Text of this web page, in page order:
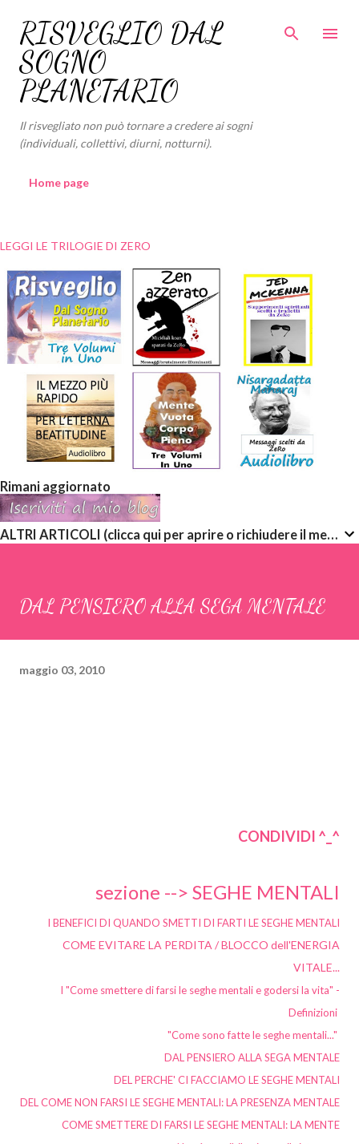
Passa ai contenuti principali
RISVEGLIO DAL
SOGNO
PLANETARIO
Il risvegliato non può tornare a credere ai sogni
(individuali, collettivi, diurni, notturni).
Home page
LEGGI LE TRILOGIE DI ZERO
Rimani aggiornato
ALTRI ARTICOLI (clicca qui per aprire o richiudere il menù a discesa)
DAL PENSIERO ALLA SEGA MENTALE
maggio 03, 2010
CONDIVIDI ^_^
sezione --> SEGHE MENTALI
I BENEFICI DI QUANDO SMETTI DI FARTI LE SEGHE MENTALI
COME EVITARE LA PERDITA / BLOCCO dell'ENERGIA
VITALE...
I "Come smettere di farsi le seghe mentali e godersi la vita" -
Definizioni
"Come sono fatte le seghe mentali..."
DAL PENSIERO ALLA SEGA MENTALE
DEL PERCHE' CI FACCIAMO LE SEGHE MENTALI
DEL COME NON FARSI LE SEGHE MENTALI: LA PRESENZA MENTALE
COME SMETTERE DI FARSI LE SEGHE MENTALI: LA MENTE